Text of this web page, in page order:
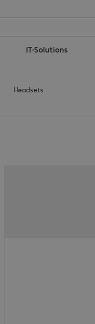
IT-Solutions
Headsets